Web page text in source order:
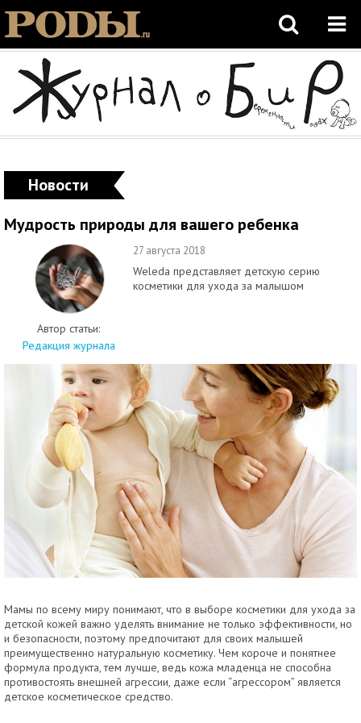
Новости
Мудрость природы для вашего ребенка
Автор статьи:
Редакция журнала
27 августа 2018
Weleda представляет детскую серию
косметики для ухода за малышом
Мамы по всему миру понимают, что в выборе косметики для ухода за
детской кожей важно уделять внимание не только эффективности, но
и безопасности, поэтому предпочитают для своих малышей
преимущественно натуральную косметику. Чем короче и понятнее
формула продукта, тем лучше, ведь кожа младенца не способна
противостоять внешней агрессии, даже если “агрессором” является
детское косметическое средство.